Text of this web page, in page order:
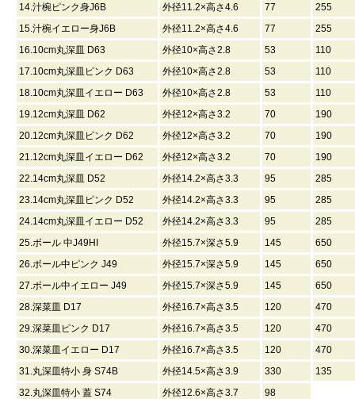
14.汁椀ピンク身J6B
外径11.2×高さ4.6 77
255
15.汁椀イエロー身J6B
外径11.2×高さ4.6 77
255
16.10cm丸深皿 D63
外径10×高さ2.8 53
110
17.10cm丸深皿ピンク D63
外径10×高さ2.8 53
110
18.10cm丸深皿イエロー D63
外径10×高さ2.8 53
110
19.12cm丸深皿 D62
外径12×高さ3.2 70
190
20.12cm丸深皿ピンク D62
外径12×高さ3.2 70
190
21.12cm丸深皿イエロー D62
外径12×高さ3.2 70
190
22.14cm丸深皿 D52
外径14.2×高さ3.3 95
285
23.14cm丸深皿ピンク D52
外径14.2×高さ3.3 95
285
24.14cm丸深皿イエロー D52
外径14.2×高さ3.3 95
285
25.ボール 中J49HI
外径15.7×深さ5.9 145
650
26.ボール中ピンク J49
外径15.7×深さ5.9 145
650
27.ボール中イエロー J49
外径15.7×深さ5.9 145
650
28.深菜皿 D17
外径16.7×高さ3.5 120
470
29.深菜皿ピンク D17
外径16.7×高さ3.5 120
470
30.深菜皿イエロー D17
外径16.7×高さ3.5 120
470
31.丸深皿特小 身 S74B
外径14.5×高さ3.9 330
135
32.丸深皿特小 蓋 S74
外径12.6×高さ3.7
98